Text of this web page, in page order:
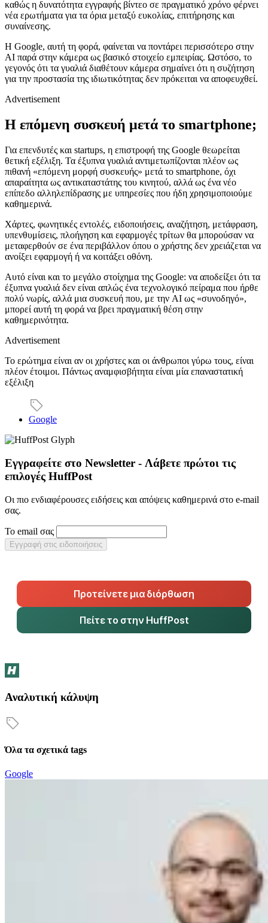
καθώς η δυνατότητα εγγραφής βίντεο σε πραγματικό χρόνο φέρνει
νέα ερωτήματα για τα όρια μεταξύ ευκολίας, επιτήρησης και
συναίνεσης.
Η Google, αυτή τη φορά, φαίνεται να ποντάρει περισσότερο στην
AI παρά στην κάμερα ως βασικό στοιχείο εμπειρίας. Ωστόσο, το
γεγονός ότι τα γυαλιά διαθέτουν κάμερα σημαίνει ότι η συζήτηση
για την προστασία της ιδιωτικότητας δεν πρόκειται να αποφευχθεί.
Advertisement
Η επόμενη συσκευή μετά το smartphone;
Για επενδυτές και startups, η επιστροφή της Google θεωρείται
θετική εξέλιξη. Τα έξυπνα γυαλιά αντιμετωπίζονται πλέον ως
πιθανή «επόμενη μορφή συσκευής» μετά το smartphone, όχι
απαραίτητα ως αντικαταστάτης του κινητού, αλλά ως ένα νέο
επίπεδο αλληλεπίδρασης με υπηρεσίες που ήδη χρησιμοποιούμε
καθημερινά.
Χάρτες, φωνητικές εντολές, ειδοποιήσεις, αναζήτηση, μετάφραση,
υπενθυμίσεις, πλοήγηση και εφαρμογές τρίτων θα μπορούσαν να
μεταφερθούν σε ένα περιβάλλον όπου ο χρήστης δεν χρειάζεται να
ανοίξει εφαρμογή ή να κοιτάξει οθόνη.
Αυτό είναι και το μεγάλο στοίχημα της Google: να αποδείξει ότι τα
έξυπνα γυαλιά δεν είναι απλώς ένα τεχνολογικό πείραμα που ήρθε
πολύ νωρίς, αλλά μια συσκευή που, με την AI ως «συνοδηγό»,
μπορεί αυτή τη φορά να βρει πραγματική θέση στην
καθημερινότητα.
Advertisement
Το ερώτημα είναι αν οι χρήστες και οι άνθρωποι γύρω τους, είναι
πλέον έτοιμοι. Πάντως αναμφισβήτητα είναι μία επαναστατική
εξέλιξη
Google
Εγγραφείτε στο Newsletter - Λάβετε πρώτοι τις
επιλογές HuffPost
Οι πιο ενδιαφέρουσες ειδήσεις και απόψεις καθημερινά στο e-mail
σας.
Το email σας
Εγγραφή στις ειδοποιήσεις
Προτείνετε μια διόρθωση
Πείτε το στην HuffPost
Αναλυτική κάλυψη
Όλα τα σχετικά tags
Google